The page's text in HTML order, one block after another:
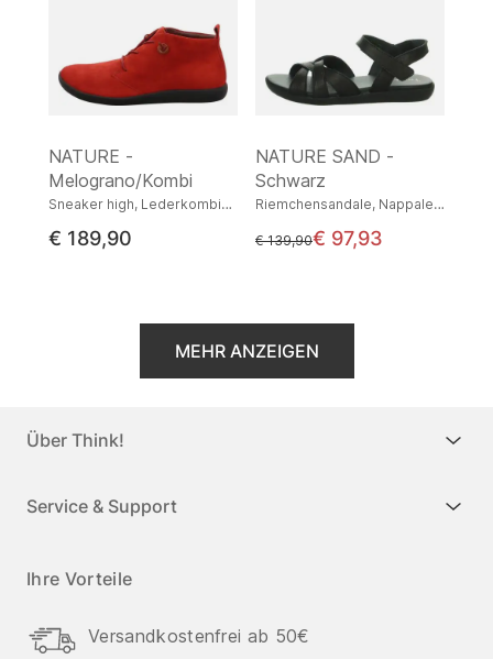
NATURE -
Melograno/Kombi
Sneaker high, Lederkombination
€ 189,90
NATURE SAND -
Schwarz
Riemchensandale, Nappaleder
statt
€ 139,90€ 97,93
MEHR ANZEIGEN
Über Think!
Service & Support
Ihre Vorteile
Versandkostenfrei ab 50€